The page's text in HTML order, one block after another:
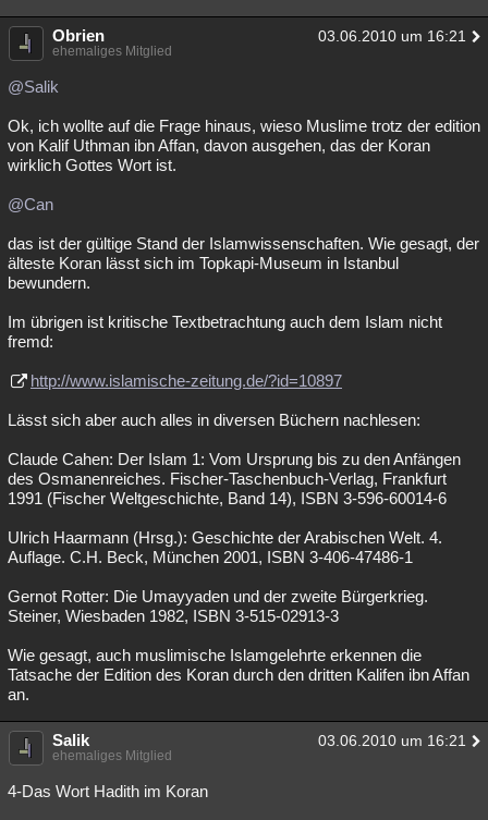
Obrien 03.06.2010 um 16:21
ehemaliges Mitglied
@Salik
Ok, ich wollte auf die Frage hinaus, wieso Muslime trotz der edition
von Kalif Uthman ibn Affan, davon ausgehen, das der Koran
wirklich Gottes Wort ist.
@Can
das ist der gültige Stand der Islamwissenschaften. Wie gesagt, der
älteste Koran lässt sich im Topkapi-Museum in Istanbul
bewundern.
Im übrigen ist kritische Textbetrachtung auch dem Islam nicht
fremd:
http://www.islamische-zeitung.de/?id=10897
Lässt sich aber auch alles in diversen Büchern nachlesen:
Claude Cahen: Der Islam 1: Vom Ursprung bis zu den Anfängen
des Osmanenreiches. Fischer-Taschenbuch-Verlag, Frankfurt
1991 (Fischer Weltgeschichte, Band 14), ISBN 3-596-60014-6
Ulrich Haarmann (Hrsg.): Geschichte der Arabischen Welt. 4.
Auflage. C.H. Beck, München 2001, ISBN 3-406-47486-1
Gernot Rotter: Die Umayyaden und der zweite Bürgerkrieg.
Steiner, Wiesbaden 1982, ISBN 3-515-02913-3
Wie gesagt, auch muslimische Islamgelehrte erkennen die
Tatsache der Edition des Koran durch den dritten Kalifen ibn Affan
an.
Salik 03.06.2010 um 16:21
ehemaliges Mitglied
4-Das Wort Hadith im Koran